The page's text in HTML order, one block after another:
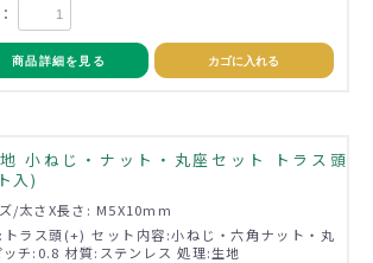
商品詳細を見る カゴに入れる
小ねじ・ナット・丸座セット トラス頭
入)
/太さX長さ: M5X10mm
トラス頭(+) セット内容:小ねじ・六角ナット・丸
チ:0.8 材質:ステンレス 処理:生地